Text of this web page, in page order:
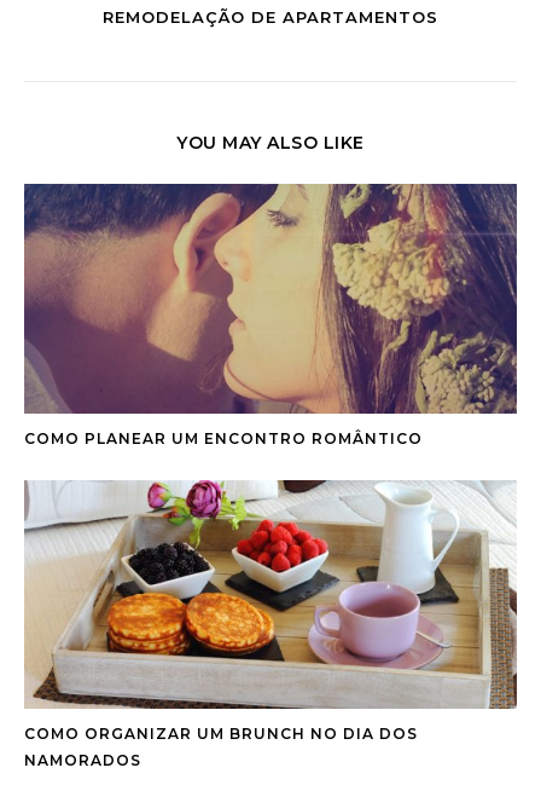
REMODELAÇÃO DE APARTAMENTOS
YOU MAY ALSO LIKE
COMO PLANEAR UM ENCONTRO ROMÂNTICO
COMO ORGANIZAR UM BRUNCH NO DIA DOS
NAMORADOS